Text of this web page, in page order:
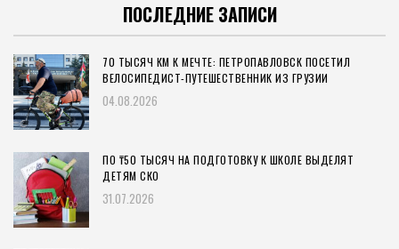
ПОСЛЕДНИЕ ЗАПИСИ
70 ТЫСЯЧ КМ К МЕЧТЕ: ПЕТРОПАВЛОВСК ПОСЕТИЛ
ВЕЛОСИПЕДИСТ-ПУТЕШЕСТВЕННИК ИЗ ГРУЗИИ
04.08.2026
ПО ₸50 ТЫСЯЧ НА ПОДГОТОВКУ К ШКОЛЕ ВЫДЕЛЯТ
ДЕТЯМ СКО
31.07.2026